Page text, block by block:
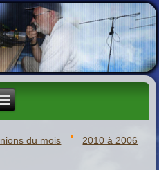
du mois
2010 à 2006